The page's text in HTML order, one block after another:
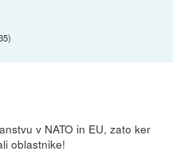
)
v NATO in EU, zato ker
oblastnike!